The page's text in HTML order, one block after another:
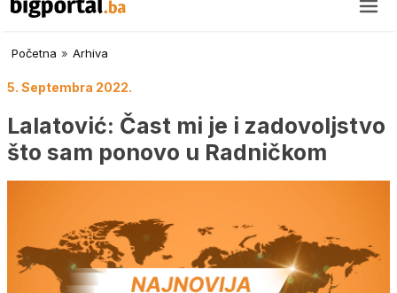
Početna » Arhiva
5. Septembra 2022.
Lalatović: Čast mi je i zadovoljstvo
što sam ponovo u Radničkom